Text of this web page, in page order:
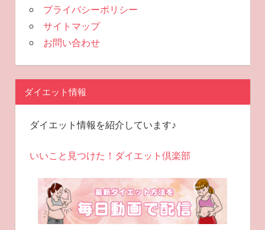
プライバシーポリシー
サイトマップ
お問い合わせ
ダイエット情報
ダイエット情報を紹介しています♪
いいこと見つけた！ダイエット倶楽部